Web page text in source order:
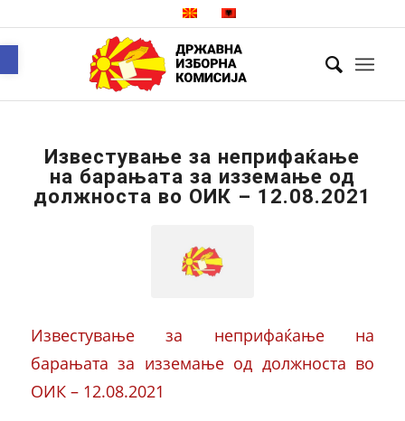
Известување за неприфаќање
на барањата за изземање од
должноста во ОИК – 12.08.2021
Известување за неприфаќање на
барањата за изземање од должноста во
ОИК – 12.08.2021
Open toolbar